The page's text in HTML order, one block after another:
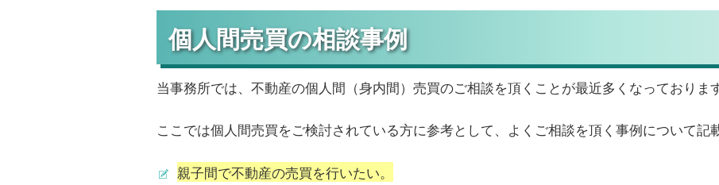
個人間売買の相談事例
当事務所では、不動産の個人間（身内間）売買のご相談を頂くことが最近多くなっております
ここでは個人間売買をご検討されている方に参考として、よくご相談を頂く事例について記
親子間で不動産の売買を行いたい。